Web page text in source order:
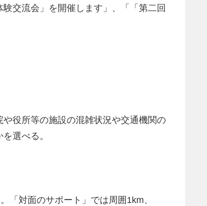
交流会」を開催します」、「「第二回
役所等の施設の混雑状況や交通機関の
選べる。
「対面のサポート」では周囲1km、